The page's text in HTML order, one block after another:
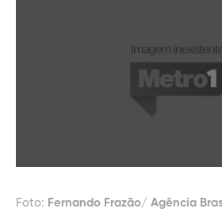
Foto: Fernando Frazão/ Agência